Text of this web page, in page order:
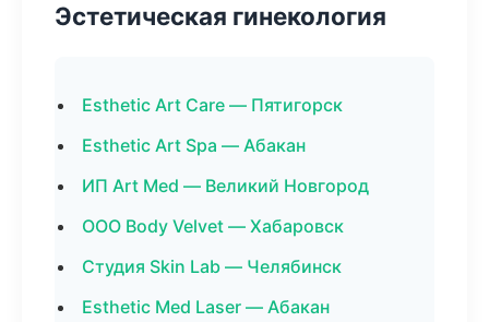
Эстетическая гинекология
Esthetic Art Care — Пятигорск
Esthetic Art Spa — Абакан
ИП Art Med — Великий Новгород
ООО Body Velvet — Хабаровск
Студия Skin Lab — Челябинск
Esthetic Med Laser — Абакан